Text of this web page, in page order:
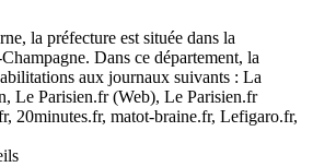
la préfecture est située dans la
Dans ce département, la
aux journaux suivants : La
Le Parisien.fr (Web), Le Parisien.fr
20minutes.fr, matot-braine.fr, Lefigaro.fr,